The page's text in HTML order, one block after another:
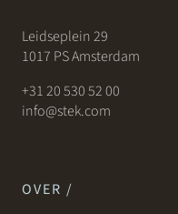
Leidseplein 29
1017 PS Amsterdam
+31 20 530 52 00
info@stek.com
OVER /